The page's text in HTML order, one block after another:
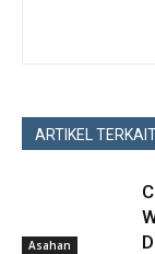
ARTIKEL
Asahan